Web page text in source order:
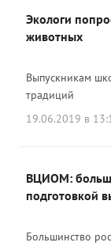
Экологи
животных
Выпускникам
традиций
19.06.2019 в
ВЦИОМ:
подготовкой
Большинство